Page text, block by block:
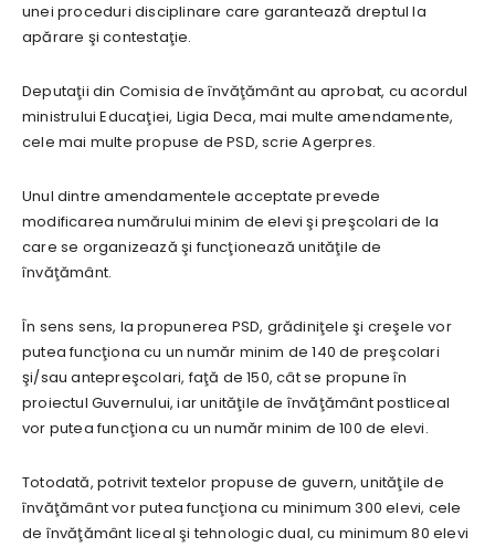
unei proceduri disciplinare care garantează dreptul la
apărare şi contestaţie.
Deputaţii din Comisia de învăţământ au aprobat, cu acordul
ministrului Educaţiei, Ligia Deca, mai multe amendamente,
cele mai multe propuse de PSD, scrie Agerpres.
Unul dintre amendamentele acceptate prevede
modificarea numărului minim de elevi şi preşcolari de la
care se organizează şi funcţionează unităţile de
învăţământ.
În sens sens, la propunerea PSD, grădiniţele şi creşele vor
putea funcţiona cu un număr minim de 140 de preşcolari
şi/sau antepreşcolari, faţă de 150, cât se propune în
proiectul Guvernului, iar unităţile de învăţământ postliceal
vor putea funcţiona cu un număr minim de 100 de elevi.
Totodată, potrivit textelor propuse de guvern, unităţile de
învăţământ vor putea funcţiona cu minimum 300 elevi, cele
de învăţământ liceal şi tehnologic dual, cu minimum 80 elevi